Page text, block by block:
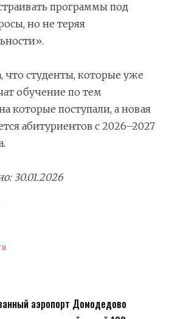
программы под
но не теряя
что студенты, которые уже
обучение по тем
которые поступали, а новая
абитуриентов с 2026–2027
30.01.2026
аэропорт Домодедово